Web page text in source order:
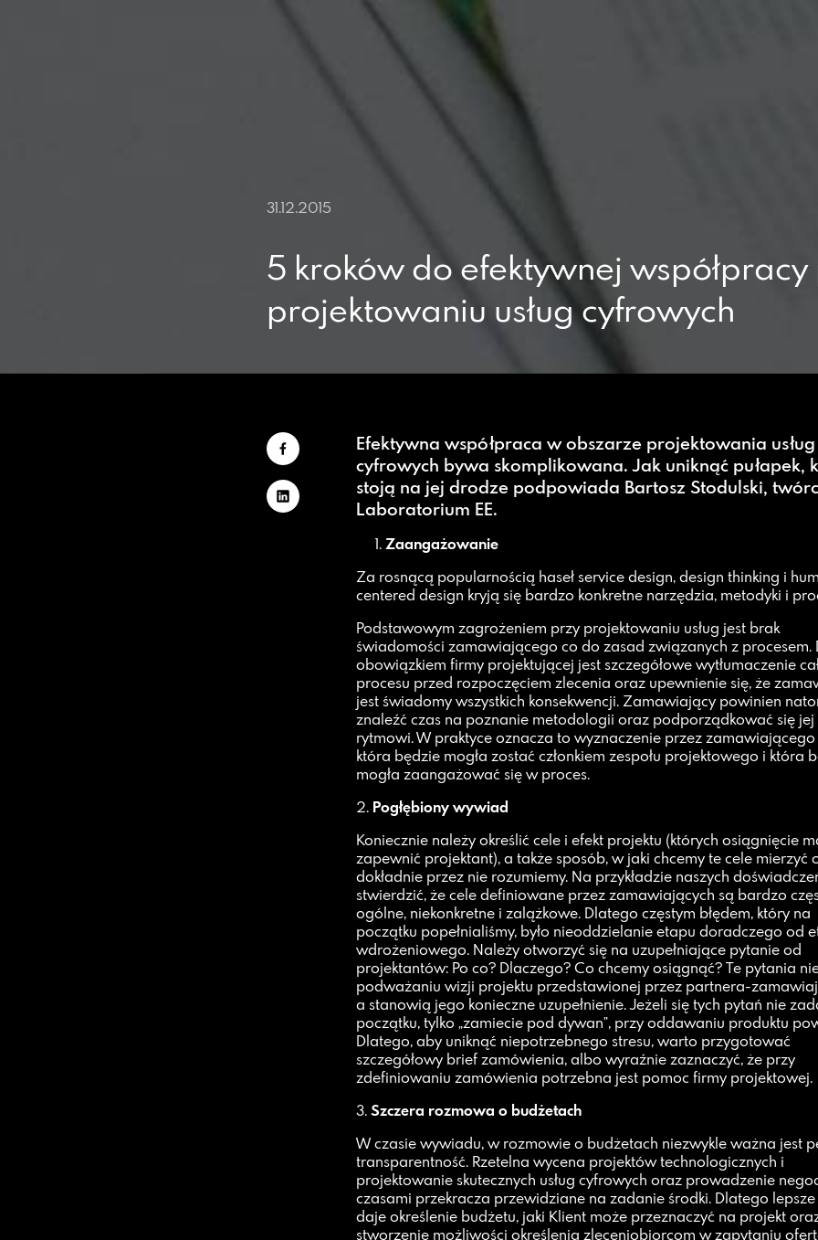
31.12.2015
5 kroków do efektywnej
projektowaniu usług cyfrowych
Efektywna współpraca w obszarze projektowania usług
cyfrowych bywa skomplikowana. Jak uniknąć pułapek,
stoją na jej drodze podpowiada Bartosz Stodulski,
Laboratorium EE.
Zaangażowanie
Za rosnącą popularnością haseł service design, design thinking i
centered design kryją się bardzo konkretne narzędzia, metodyki i
Podstawowym zagrożeniem przy projektowaniu usług jest brak
świadomości zamawiającego co do zasad związanych z procesem.
obowiązkiem firmy projektującej jest szczegółowe wytłumaczenie
procesu przed rozpoczęciem zlecenia oraz upewnienie się, że
jest świadomy wszystkich konsekwencji. Zamawiający powinien
znaleźć czas na poznanie metodologii oraz podporządkować się jej
rytmowi. W praktyce oznacza to wyznaczenie przez zamawiającego
która będzie mogła zostać członkiem zespołu projektowego i która
mogła zaangażować się w proces.
2. Pogłębiony wywiad
Koniecznie należy określić cele i efekt projektu (których osiągnięcie
zapewnić projektant), a także sposób, w jaki chcemy te cele mierzyć
dokładnie przez nie rozumiemy. Na przykładzie naszych
stwierdzić, że cele definiowane przez zamawiających są bardzo
ogólne, niekonkretne i zalążkowe. Dlatego częstym błędem, który na
początku popełnialiśmy, było nieoddzielanie etapu doradczego od
wdrożeniowego. Należy otworzyć się na uzupełniające pytanie od
projektantów: Po co? Dlaczego? Co chcemy osiągnąć? Te pytania
podważaniu wizji projektu przedstawionej przez partnera-
a stanowią jego konieczne uzupełnienie. Jeżeli się tych pytań nie
początku, tylko „zamiecie pod dywan”, przy oddawaniu produktu
Dlatego, aby uniknąć niepotrzebnego stresu, warto przygotować
szczegółowy brief zamówienia, albo wyraźnie zaznaczyć, że przy
zdefiniowaniu zamówienia potrzebna jest pomoc firmy projektowej.
3.Szczera rozmowa o budżetach
W czasie wywiadu, w rozmowie o budżetach niezwykle ważna jest
transparentność. Rzetelna wycena projektów technologicznych i
projektowanie skutecznych usług cyfrowych oraz prowadzenie
czasami przekracza przewidziane na zadanie środki. Dlatego lepsze
daje określenie budżetu, jaki Klient może przeznaczyć na projekt
stworzenie możliwości określenia zleceniobiorcom w zapytaniu